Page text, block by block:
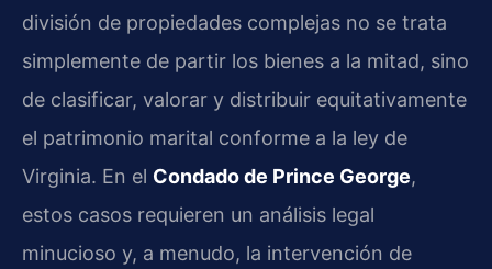
división de propiedades complejas no se trata
simplemente de partir los bienes a la mitad, sino
de clasificar, valorar y distribuir equitativamente
el patrimonio marital conforme a la ley de
Virginia. En el Condado de Prince George,
estos casos requieren un análisis legal
minucioso y, a menudo, la intervención de